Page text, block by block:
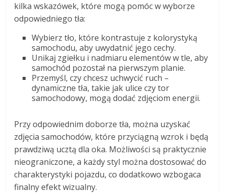
kilka wskazówek, które mogą pomóc w wyborze
odpowiedniego tła:
Wybierz tło, które kontrastuje z kolorystyką
samochodu, aby uwydatnić jego cechy.
Unikaj zgiełku i nadmiaru elementów w tle, aby
samochód pozostał na pierwszym planie.
Przemyśl, czy chcesz uchwycić ruch –
dynamiczne tła, takie jak ulice czy tor
samochodowy, mogą dodać zdjęciom energii.
Przy odpowiednim doborze tła, można uzyskać
zdjęcia samochodów, które przyciągną wzrok i będą
prawdziwą ucztą dla oka. Możliwości są praktycznie
nieograniczone, a każdy styl można dostosować do
charakterystyki pojazdu, co dodatkowo wzbogaca
finalny efekt wizualny.